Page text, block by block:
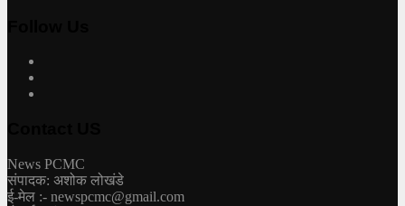
News PCMC
संपादक: अशोक लोखंडे
ई-मेल :- newspcmc@gmail.com